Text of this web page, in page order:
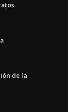
de la